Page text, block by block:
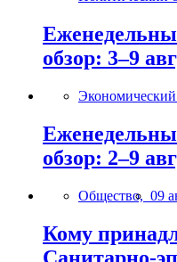
обзор: 3–9
Экономический
обзор: 2–9
Общество, 09
Кому